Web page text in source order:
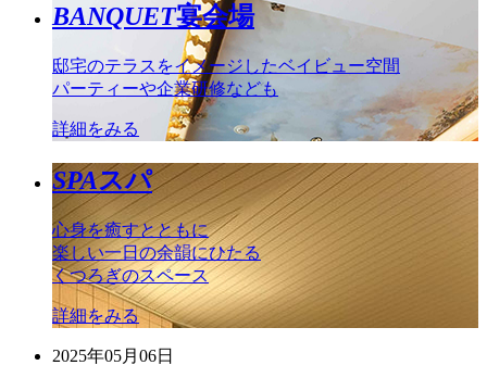
BANQUET宴会場
邸宅のテラスをイメージしたベイビュー空間
パーティーや企業研修なども
詳細をみる
SPAスパ
心身を癒すとともに
楽しい一日の余韻にひたる
くつろぎのスペース
詳細をみる
2025年05月06日